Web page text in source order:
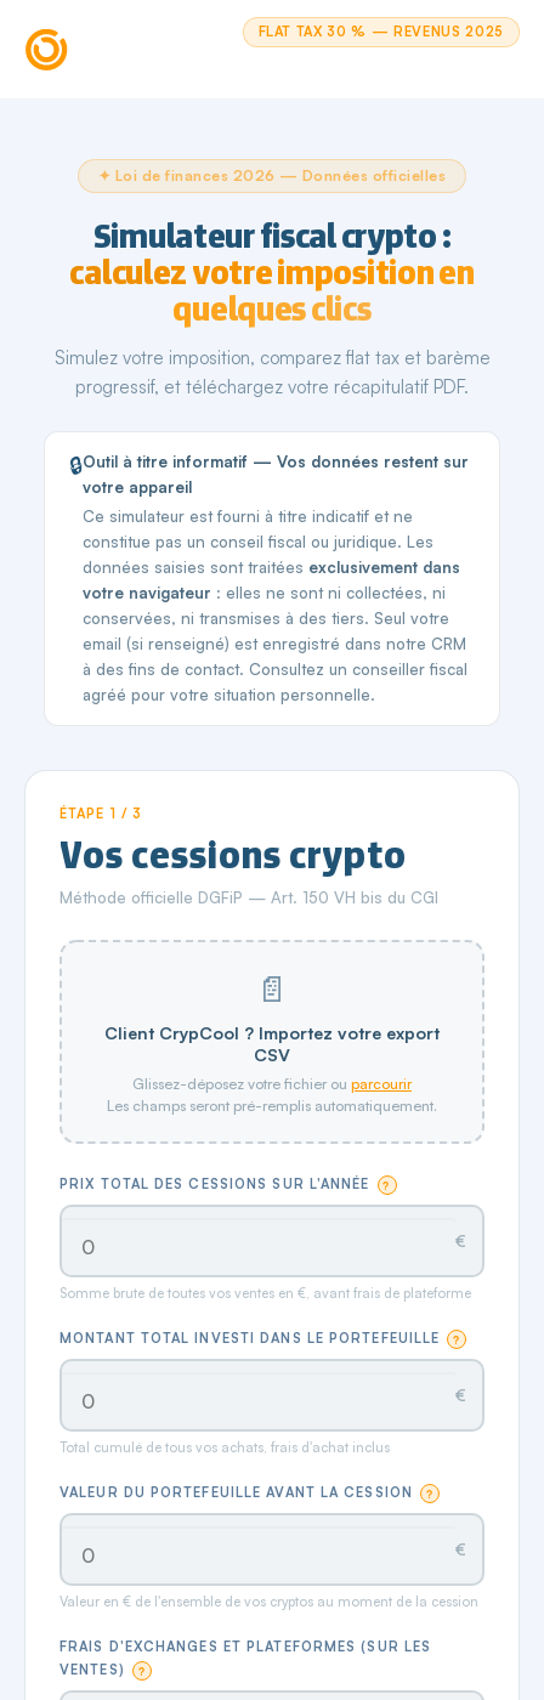
FLAT TAX 30 % — REVENUS 2025
✦ Loi de finances 2026 — Données officielles
Simulateur fiscal crypto :
calculez votre imposition en
quelques clics
Simulez votre imposition, comparez flat tax et barème
progressif, et téléchargez votre récapitulatif PDF.
🔒Outil à titre informatif — Vos données restent sur
votre appareil
Ce simulateur est fourni à titre indicatif et ne
constitue pas un conseil fiscal ou juridique. Les
données saisies sont traitées exclusivement dans
votre navigateur : elles ne sont ni collectées, ni
conservées, ni transmises à des tiers. Seul votre
email (si renseigné) est enregistré dans notre CRM
à des fins de contact. Consultez un conseiller fiscal
agréé pour votre situation personnelle.
ÉTAPE 1 / 3
Vos cessions crypto
Méthode officielle DGFiP — Art. 150 VH bis du CGI
📄
Client CrypCool ? Importez votre export
CSV
Glissez-déposez votre fichier ou parcourir
Les champs seront pré-remplis automatiquement.
PRIX TOTAL DES CESSIONS SUR L'ANNÉE ?
€
Somme brute de toutes vos ventes en €, avant frais de plateforme
MONTANT TOTAL INVESTI DANS LE PORTEFEUILLE ?
€
Total cumulé de tous vos achats, frais d'achat inclus
VALEUR DU PORTEFEUILLE AVANT LA CESSION ?
€
Valeur en € de l'ensemble de vos cryptos au moment de la cession
FRAIS D'EXCHANGES ET PLATEFORMES (SUR LES
VENTES)
?